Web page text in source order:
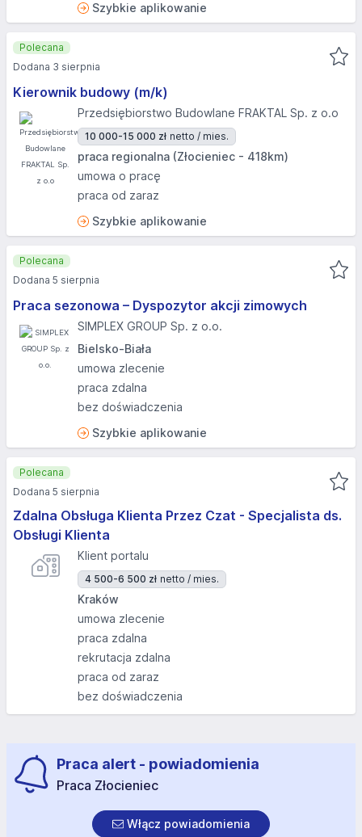
Szybkie aplikowanie
Kierownik budowy (m/k)
Przedsiębiorstwo Budowlane FRAKTAL Sp. z o.o
10 000-15 000 zł netto / mies.
praca regionalna (Złocieniec - 418km)
umowa o pracę
praca od zaraz
Szybkie aplikowanie
Polecana
Dodana 3 sierpnia
Praca sezonowa – Dyspozytor akcji zimowych
SIMPLEX GROUP Sp. z o.o.
Bielsko-Biała
umowa zlecenie
praca zdalna
bez doświadczenia
Szybkie aplikowanie
Polecana
Dodana 5 sierpnia
Zdalna Obsługa Klienta Przez Czat - Specjalista ds.
Obsługi Klienta
Klient portalu
4 500-6 500 zł netto / mies.
Kraków
umowa zlecenie
praca zdalna
rekrutacja zdalna
praca od zaraz
bez doświadczenia
Polecana
Dodana 5 sierpnia
Praca alert - powiadomienia
Praca Złocieniec
Włącz powiadomienia